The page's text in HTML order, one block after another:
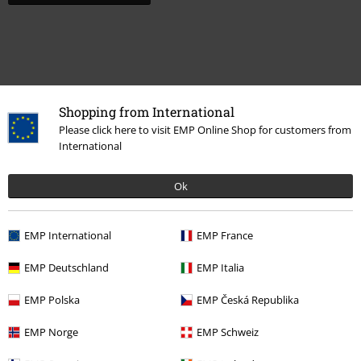
Shopping from International
Please click here to visit EMP Online Shop for customers from
International
Ok
EMP International EMP France
EMP Deutschland EMP Italia
EMP Polska EMP Česká Republika
EMP Norge EMP Schweiz
Plus de catégories. Plus d'options.
Vêtements & accessoires Chaussures & Chaussettes
Femme Chaussures
Femme Chaussures
Promos % Chaussures Talons hauts